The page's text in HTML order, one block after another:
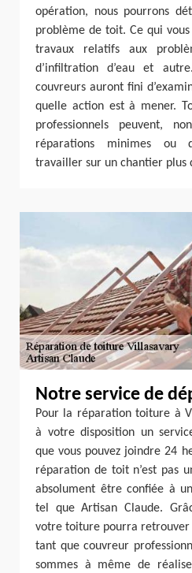
opération, nous pourrons
problème de toit. Ce qui
travaux relatifs aux
d’infiltration d’eau et
couvreurs auront fini
quelle action est à mener.
professionnels peuvent,
réparations minimes ou
travailler sur un chantier plus
Notre service de
Pour la réparation toiture à
à votre disposition un
que vous pouvez joindre 24
réparation de toit n’est pas
absolument être confiée à
tel que Artisan Claude.
votre toiture pourra retrouver
tant que couvreur
sommes à même de